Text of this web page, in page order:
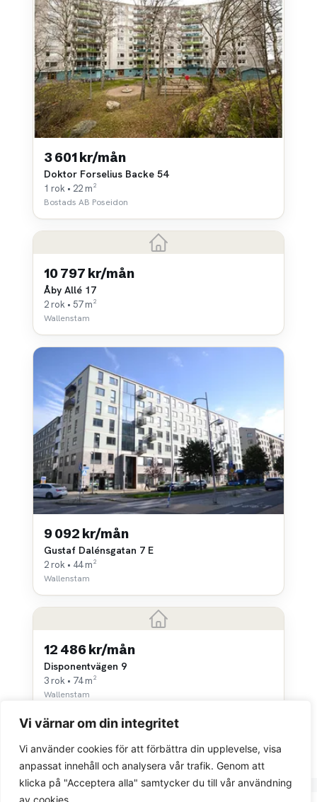
Vi värnar om din integritet
Vi använder cookies för att förbättra din upplevelse, visa
anpassat innehåll och analysera vår trafik. Genom att
klicka på "Acceptera alla" samtycker du till vår användning
av cookies.
3 601 kr/mån
Doktor Forselius Backe 54
1 rok • 22 m²
Bostads AB Poseidon
10 797 kr/mån
Åby Allé 17
2 rok • 57 m²
Wallenstam
9 092 kr/mån
Gustaf Dalénsgatan 7 E
2 rok • 44 m²
Wallenstam
12 486 kr/mån
Disponentvägen 9
3 rok • 74 m²
Wallenstam